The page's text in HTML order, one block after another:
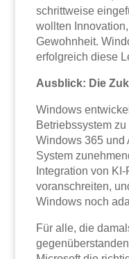
schrittweise
wollten
Gewohnheit.
erfolgreich diese
Ausblick: Die
Windows
Betriebssystem
Windows 365 und
System
Integration von
voranschreiten,
Windows noch
Für alle, die